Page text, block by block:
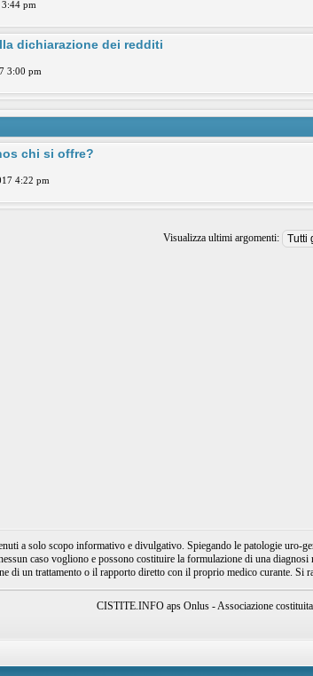
pm
dichiarazione dei redditi
3:00 pm
chi si offre?
4:22 pm
Visualizza ultimi argomenti:
a solo scopo informativo e divulgativo. Spiegando le patologie uro-
caso vogliono e possono costituire la formulazione di una
di un trattamento o il rapporto diretto con il proprio medico curante.
CISTITE.INFO aps Onlus - Associazione